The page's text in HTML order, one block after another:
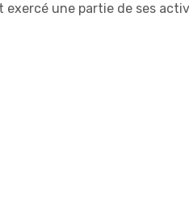
exercé une partie de ses